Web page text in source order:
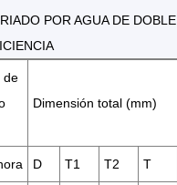
POR AGUA DE DOBLE
de
Dimensión total (mm)
D T1 T2 T